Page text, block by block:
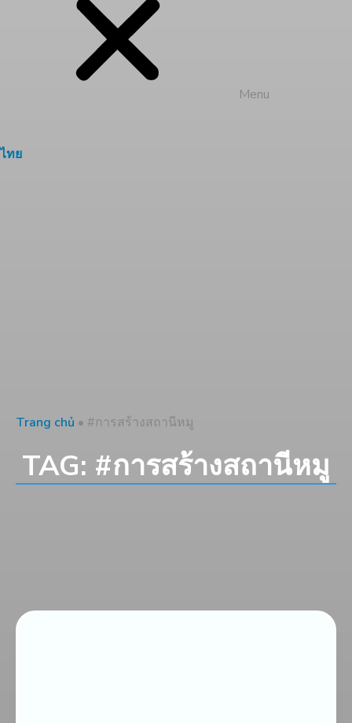
Menu
ไทย
Trang chủ • #การสร้างสถานีหมู
TAG: #การสร้างสถานีหมู